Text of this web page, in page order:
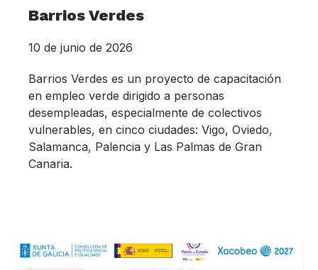
Barrios Verdes
10 de junio de 2026
Barrios Verdes es un proyecto de capacitación
en empleo verde dirigido a personas
desempleadas, especialmente de colectivos
vulnerables, en cinco ciudades: Vigo, Oviedo,
Salamanca, Palencia y Las Palmas de Gran
Canaria.